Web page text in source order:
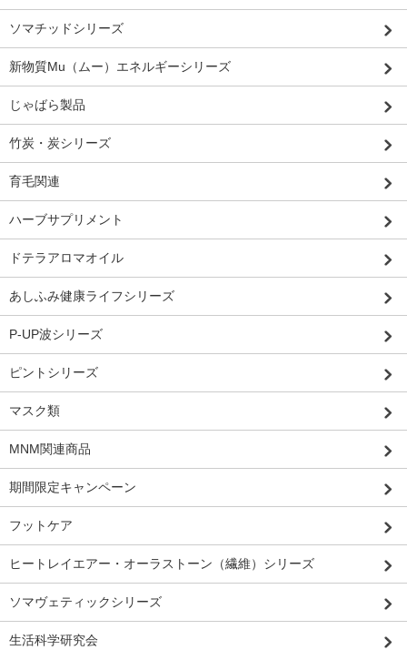
ソマチッドシリーズ
新物質Mu（ムー）エネルギーシリーズ
じゃばら製品
竹炭・炭シリーズ
育毛関連
ハーブサプリメント
ドテラアロマオイル
あしふみ健康ライフシリーズ
P-UP波シリーズ
ピントシリーズ
マスク類
MNM関連商品
期間限定キャンペーン
フットケア
ヒートレイエアー・オーラストーン（繊維）シリーズ
ソマヴェティックシリーズ
生活科学研究会